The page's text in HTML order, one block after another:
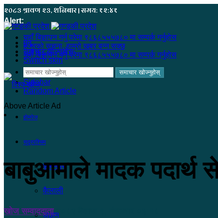
२०८३ श्रावण २३, शनिबार | समय: १२:४१
Alert:
यहाँ बिज्ञापन गर्नु परेमा ९८६८५५५७८० मा सम्पर्क गर्नुहोस
हजुरको सूचना, हाम्रो खबर बन्न सक्छ
यहाँ बिज्ञापन गर्नु परेमा ९८६८५५५७८० मा सम्पर्क गर्नुहोस
समाचार खोज्नुहोस्
Sidebar
Random Article
मेनू
समाचार खोज्नुहोस्
Switch skin
होमपेज
सुदूरपश्चिम
कंचनपुर
कैलाली
अछाम
Above Article Ad
बाबुआमाले मादक पदार्थ
खोज सम्वाददाता२०८२ बैशाख ९, मंगलवार ०३:१८